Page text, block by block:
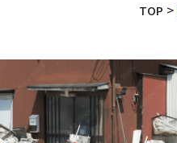
TOP >